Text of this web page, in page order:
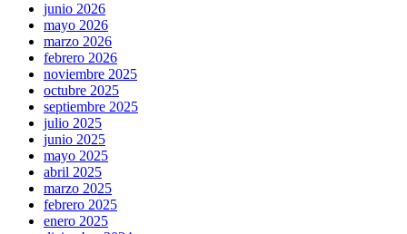
junio 2026
mayo 2026
marzo 2026
febrero 2026
noviembre 2025
octubre 2025
septiembre 2025
julio 2025
junio 2025
mayo 2025
abril 2025
marzo 2025
febrero 2025
enero 2025